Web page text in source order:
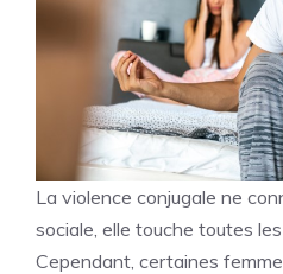
La violence conjugale ne
sociale, elle touche toutes
Cependant, certaines